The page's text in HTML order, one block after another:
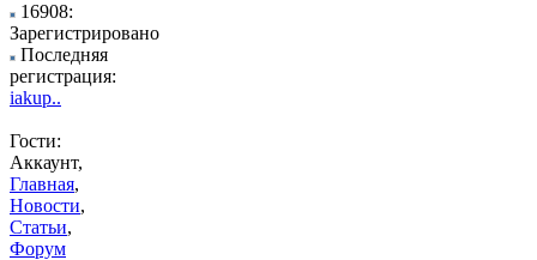
16908:
Зарегистрировано
Последняя
регистрация:
iakup..
Гости:
Аккаунт,
Главная,
Новости,
Статьи,
Форум